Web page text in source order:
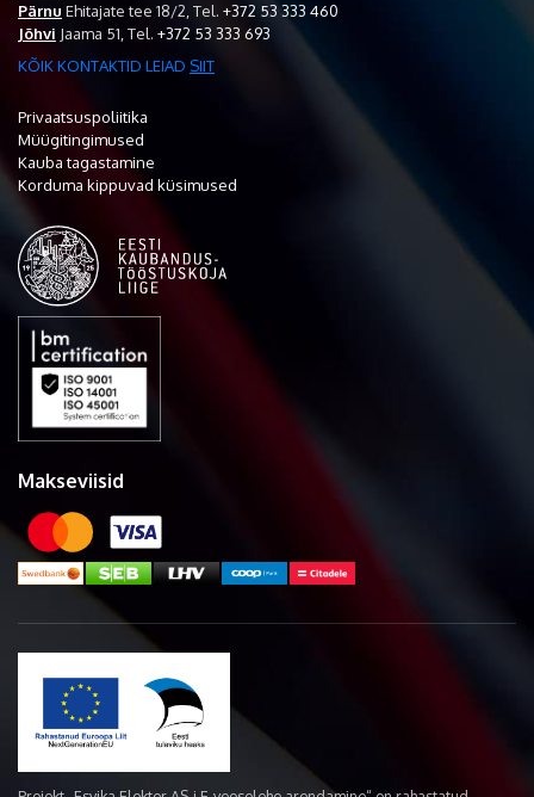
Pärnu Ehitajate tee 18/2, Tel. +372 53 333 460
Jõhvi Jaama 51, Tel. +372 53 333 693
KÕIK KONTAKTID LEIAD SIIT
Privaatsuspoliitika
Müügitingimused
Kauba tagastamine
Korduma kippuvad küsimused
Makseviisid